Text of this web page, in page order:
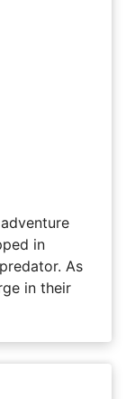
in
As
in their